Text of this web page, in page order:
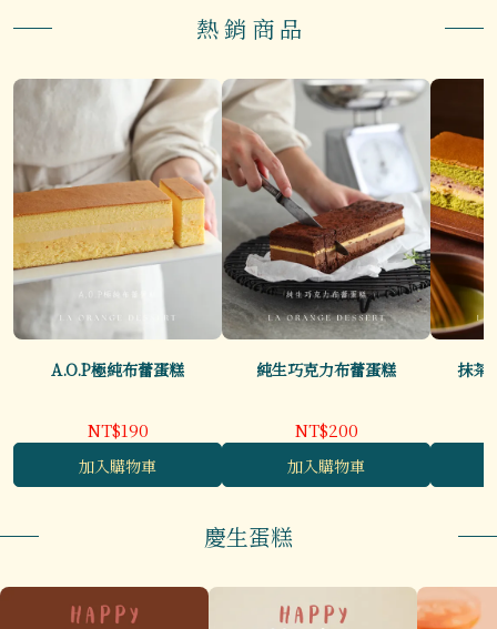
熱 銷 商 品
A.O.P極純布蕾蛋糕
NT$190
加入購物車
純生巧克力布蕾蛋糕
NT$200
加入購物車
抹茶
慶生蛋糕